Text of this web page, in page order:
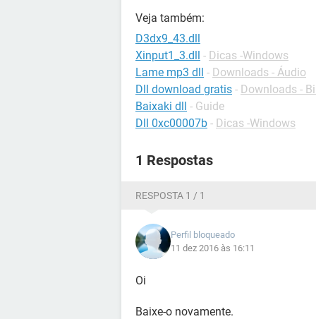
Veja também:
D3dx9_43.dll
Xinput1_3.dll - Dicas -Windows
Lame mp3 dll - Downloads - Áudio
Dll download gratis - Downloads -
Baixaki dll - Guide
Dll 0xc00007b - Dicas -Windows
1 Respostas
RESPOSTA 1 / 1
Perfil bloqueado
11 dez 2016 às 16:11
Oi
Baixe-o novamente.